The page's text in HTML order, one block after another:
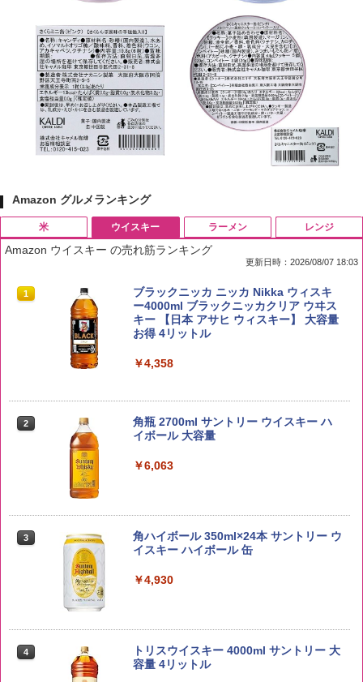
Amazon グルメランキング
米
1 by Amazon 国産ブレンド米 精米 5kg
￥2,650
5kg 長野県産 令和7年産
kg 業務用 お米マイスターブレンド
米 5kg
ウイスキー
Amazon ウイスキー の売れ筋ランキング
更新日時：2026/08/07 18:03
1
ブラックニッカ ニッカ Nikka ウィスキ
ー4000ml ブラックニッカクリア ウヰス
キー 【日本 アサヒ ウィスキー】 大容量
お得 4リットル
￥4,358
2
角瓶 2700ml サントリー ウイスキー ハ
イボール 大容量
￥6,063
3
角ハイボール 350ml×24本 サントリー ウ
イスキー ハイボール 缶
￥4,930
4
トリスウイスキー 4000ml サントリー 大
容量 4リットル
ラーメン レンジ